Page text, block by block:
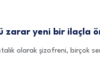
zarar yeni bir ilaçla
olarak şizofreni, birçok